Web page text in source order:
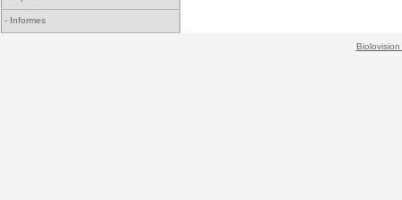
- Informes
Biolovision